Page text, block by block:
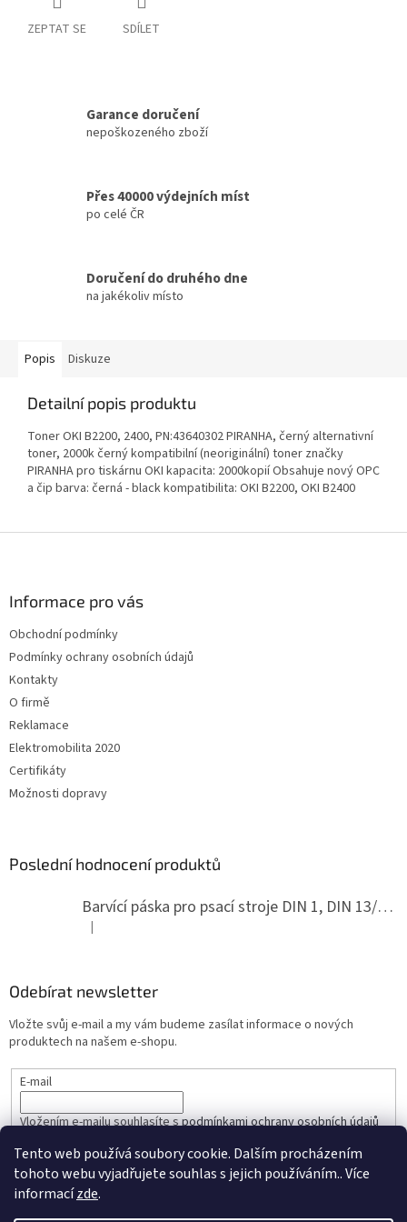
Tento web používá soubory cookie. Dalším procházením
tohoto webu vyjadřujete souhlas s jejich používáním.. Více
informacízde.
ZEPTAT SE SDÍLET
Garance doručení
nepoškozeného zboží
Přes 40000 výdejních míst
po celé ČR
Doručení do druhého dne
na jakékoliv místo
Popis Diskuze
Detailní popis produktu
Toner OKI B2200, 2400, PN:43640302 PIRANHA, černý alternativní
toner, 2000k černý kompatibilní (neoriginální) toner značky
PIRANHA pro tiskárnu OKI kapacita: 2000kopií Obsahuje nový OPC
a čip barva: černá - black kompatibilita: OKI B2200, OKI B2400
Informace pro vás
Obchodní podmínky
Podmínky ochrany osobních údajů
Kontakty
O firmě
Reklamace
Elektromobilita 2020
Certifikáty
Možnosti dopravy
Poslední hodnocení produktů
Barvící páska pro psací stroje DIN 1, DIN 13/10, LAND, PA červenočerná
Hodnocení produktu je 5 z 5 hvězdiček.
|
Odebírat newsletter
Vložte svůj e-mail a my vám budeme zasílat informace o nových
produktech na našem e-shopu.
E-mail
Vložením e-mailu souhlasíte spodmínkami ochrany osobních údajů
PŘIHLÁSIT SE